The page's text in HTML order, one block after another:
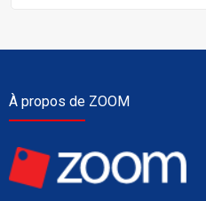
À propos de ZOOM